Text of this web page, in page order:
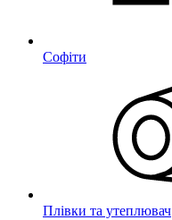
Софіти
Плівки та утеплювач